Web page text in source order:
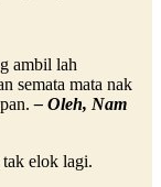
ambil lah
semata mata nak
– Oleh, Nam
elok lagi.